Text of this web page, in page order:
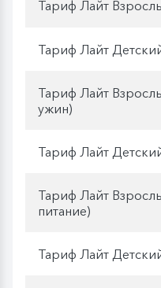
Тариф Лайт
Тариф Лайт
Тариф Лайт
ужин)
Тариф Лайт
Тариф Лайт
питание)
Тариф Лайт